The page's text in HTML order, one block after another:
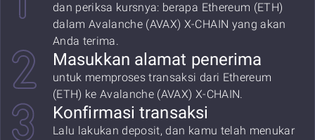
dan periksa kursnya: berapa Ethereum (ETH)
dalam Avalanche (AVAX) X-CHAIN yang akan
Anda terima.
Masukkan alamat penerima
untuk memproses transaksi dari Ethereum
(ETH) ke Avalanche (AVAX) X-CHAIN.
Konfirmasi transaksi
Lalu lakukan deposit, dan kamu telah menukar